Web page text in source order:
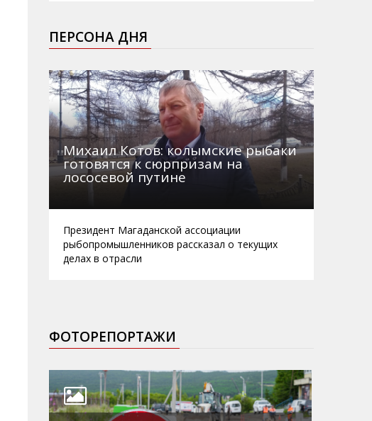
ПЕРСОНА ДНЯ
Михаил Котов: колымские рыбаки
готовятся к сюрпризам на
лососевой путине
Президент Магаданской ассоциации
рыбопромышленников рассказал о текущих
делах в отрасли
ФОТОРЕПОРТАЖИ